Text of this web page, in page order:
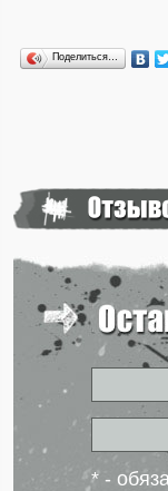
Поделиться…
* -